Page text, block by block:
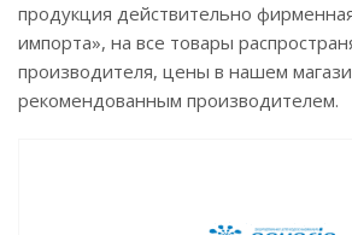
продукция действительно
импорта», на все товары
производителя, цены в нашем
рекомендованным производителем.